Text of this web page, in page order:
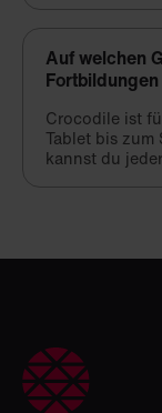
Auf welchen
Crocodile ist
Tablet bis
kannst du